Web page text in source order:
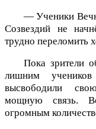
— Ученики
Созвездий не
трудно переломить
Пока зрители
лишним
высвободили
мощную связь.
огромным